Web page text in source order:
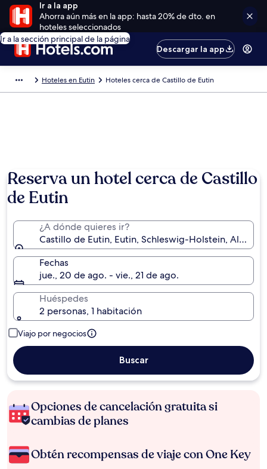
Ir a la app
Ahorra aún más en la app: hasta 20% de dto. en
hoteles seleccionados
Ir a la sección principal de la página
Descargar la app
Hoteles en Eutin Hoteles cerca de Castillo de Eutin
Reserva un hotel cerca de Castillo
de Eutin
¿A dónde quieres ir?
Castillo de Eutin, Eutin, Schleswig-Holstein,
Fechas
jue., 20 de ago. - vie., 21 de ago.
Huéspedes
2 personas, 1 habitación
Viajo por negocios
Buscar
Opciones de cancelación gratuita si
cambias de planes
Obtén recompensas de viaje con One Key